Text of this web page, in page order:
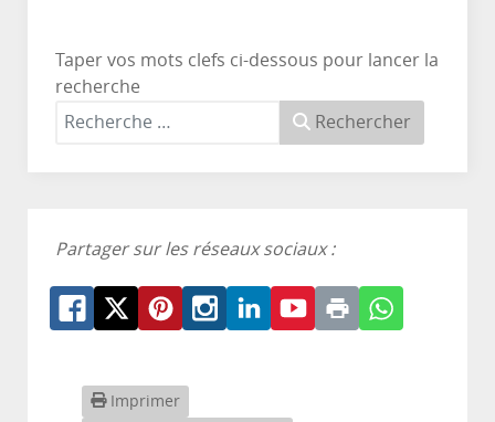
Taper vos mots clefs ci-dessous pour lancer la
recherche
Rechercher
Partager sur les réseaux sociaux :
Imprimer